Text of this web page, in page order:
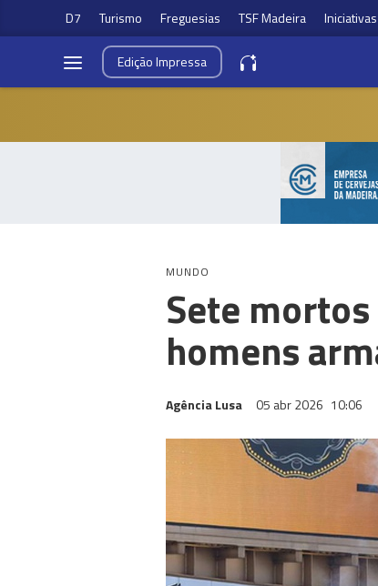
D7 Turismo Freguesias TSF Madeira Iniciativas
EdiçãoImpressa
MUNDO
Sete
homens
Agência Lusa 05 abr 2026 10:06